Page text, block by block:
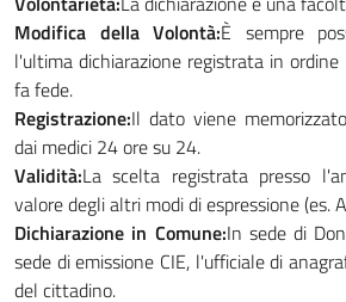
Modifica della Volontà:È sempre
l'ultima dichiarazione registrata in
fa fede.
Registrazione:Il dato viene
dai medici 24 ore su 24.
Validità:La scelta registrata presso
valore degli altri modi di espressione (es.
Dichiarazione in Comune:In sede di
sede di emissione CIE, l'ufficiale di
del cittadino.